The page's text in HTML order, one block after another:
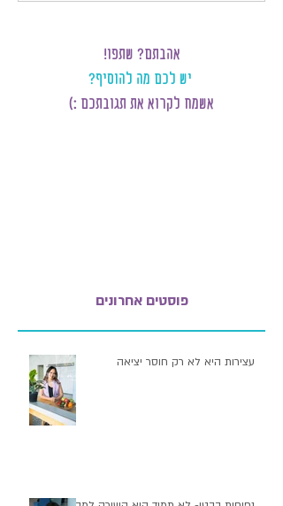
אהבתם? שתפו!
יש לכם מה להוסיף?
אשמח לקרוא את תגובתכם :)
פוסטים אחרונים
עצירות היא לא רק חוסר יציאה